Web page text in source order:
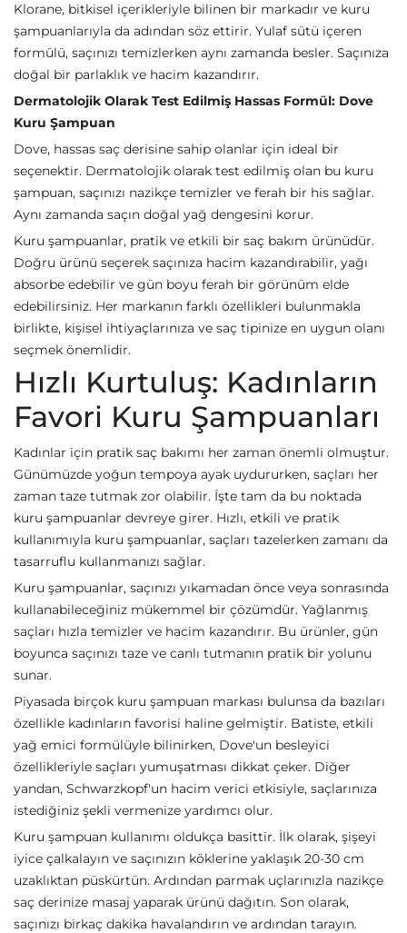
Klorane, bitkisel içerikleriyle bilinen bir markadır ve kuru
şampuanlarıyla da adından söz ettirir. Yulaf sütü içeren
formülü, saçınızı temizlerken aynı zamanda besler. Saçınıza
doğal bir parlaklık ve hacim kazandırır.
Dermatolojik Olarak Test Edilmiş Hassas Formül: Dove
Kuru Şampuan
Dove, hassas saç derisine sahip olanlar için ideal bir
seçenektir. Dermatolojik olarak test edilmiş olan bu kuru
şampuan, saçınızı nazikçe temizler ve ferah bir his sağlar.
Aynı zamanda saçın doğal yağ dengesini korur.
Kuru şampuanlar, pratik ve etkili bir saç bakım ürünüdür.
Doğru ürünü seçerek saçınıza hacim kazandırabilir, yağı
absorbe edebilir ve gün boyu ferah bir görünüm elde
edebilirsiniz. Her markanın farklı özellikleri bulunmakla
birlikte, kişisel ihtiyaçlarınıza ve saç tipinize en uygun olanı
seçmek önemlidir.
Hızlı Kurtuluş: Kadınların
Favori Kuru Şampuanları
Kadınlar için pratik saç bakımı her zaman önemli olmuştur.
Günümüzde yoğun tempoya ayak uydururken, saçları her
zaman taze tutmak zor olabilir. İşte tam da bu noktada
kuru şampuanlar devreye girer. Hızlı, etkili ve pratik
kullanımıyla kuru şampuanlar, saçları tazelerken zamanı da
tasarruflu kullanmanızı sağlar.
Kuru şampuanlar, saçınızı yıkamadan önce veya sonrasında
kullanabileceğiniz mükemmel bir çözümdür. Yağlanmış
saçları hızla temizler ve hacim kazandırır. Bu ürünler, gün
boyunca saçınızı taze ve canlı tutmanın pratik bir yolunu
sunar.
Piyasada birçok kuru şampuan markası bulunsa da bazıları
özellikle kadınların favorisi haline gelmiştir. Batiste, etkili
yağ emici formülüyle bilinirken, Dove'un besleyici
özellikleriyle saçları yumuşatması dikkat çeker. Diğer
yandan, Schwarzkopf'un hacim verici etkisiyle, saçlarınıza
istediğiniz şekli vermenize yardımcı olur.
Kuru şampuan kullanımı oldukça basittir. İlk olarak, şişeyi
iyice çalkalayın ve saçınızın köklerine yaklaşık 20-30 cm
uzaklıktan püskürtün. Ardından parmak uçlarınızla nazikçe
saç derinize masaj yaparak ürünü dağıtın. Son olarak,
saçınızı birkaç dakika havalandırın ve ardından tarayın.